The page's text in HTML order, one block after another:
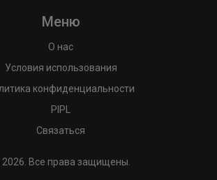
Меню
О нас
Условия использования
конфиденциальности
PIPL
Связаться
Все права защищены.